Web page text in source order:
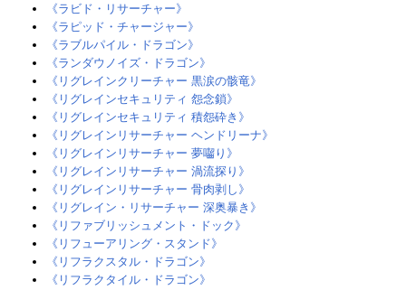
《ラビド・リサーチャー》‎
《ラピッド・チャージャー》
《ラブルパイル・ドラゴン》‎
《ランダウノイズ・ドラゴン》
《リグレインクリーチャー 黒涙の骸竜》
《リグレインセキュリティ 怨念鎖》
《リグレインセキュリティ 積怨砕き》
《リグレインリサーチャー ヘンドリーナ》
《リグレインリサーチャー 夢囓り》
《リグレインリサーチャー 渦流探り》
《リグレインリサーチャー 骨肉剥し》
《リグレイン・リサーチャー 深奥暴き》
《リファブリッシュメント・ドック》‎
《リフューアリング・スタンド》
《リフラクスタル・ドラゴン》
《リフラクタイル・ドラゴン》